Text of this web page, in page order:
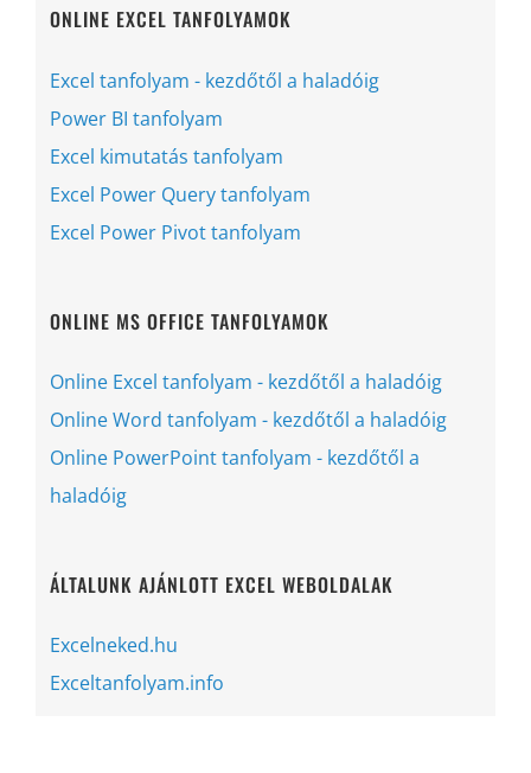
ONLINE EXCEL TANFOLYAMOK
Excel tanfolyam - kezdőtől a haladóig
Power BI tanfolyam
Excel kimutatás tanfolyam
Excel Power Query tanfolyam
Excel Power Pivot tanfolyam
ONLINE MS OFFICE TANFOLYAMOK
Online Excel tanfolyam - kezdőtől a haladóig
Online Word tanfolyam - kezdőtől a haladóig
Online PowerPoint tanfolyam - kezdőtől a
haladóig
ÁLTALUNK AJÁNLOTT EXCEL WEBOLDALAK
Excelneked.hu
Exceltanfolyam.info